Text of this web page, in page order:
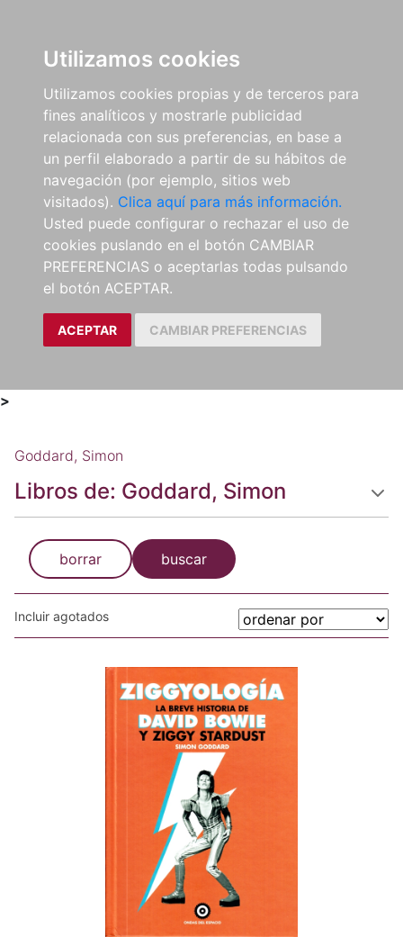
Utilizamos cookies
Utilizamos cookies propias y de terceros para
fines analíticos y mostrarle publicidad
relacionada con sus preferencias, en base a
un perfil elaborado a partir de su hábitos de
navegación (por ejemplo, sitios web
visitados). Clica aquí para más información.
Usted puede configurar o rechazar el uso de
cookies puslando en el botón CAMBIAR
PREFERENCIAS o aceptarlas todas pulsando
el botón ACEPTAR.
ACEPTAR CAMBIAR PREFERENCIAS
>
Goddard, Simon
Libros de: Goddard, Simon
borrar buscar
Incluir agotados